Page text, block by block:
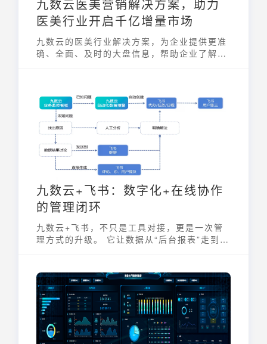
九数云医美营销解决方案，助力
医美行业开启千亿增量市场
九数云的医美行业解决方案，为企业提供更准
确、全面、及时的大盘信息，帮助企业了解市
销策略。
九数云+飞书：数字化+在线协作
的管理闭环
九数云+飞书，不只是工具对接，更是一次管
理方式的升级。 它让数据从“后台报表”走到业
异常可知、问题可推、任务可追、成果可复盘
的真正闭环。